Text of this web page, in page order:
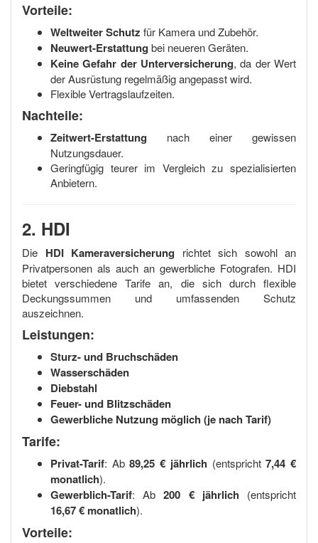
Vorteile:
Weltweiter Schutz für Kamera und Zubehör.
Neuwert-Erstattung bei neueren Geräten.
Keine Gefahr der Unterversicherung, da der Wert
der Ausrüstung regelmäßig angepasst wird.
Flexible Vertragslaufzeiten.
Nachteile:
Zeitwert-Erstattung nach einer gewissen
Nutzungsdauer.
Geringfügig teurer im Vergleich zu spezialisierten
Anbietern.
2. HDI
Die HDI Kameraversicherung richtet sich sowohl an
Privatpersonen als auch an gewerbliche Fotografen. HDI
bietet verschiedene Tarife an, die sich durch flexible
Deckungssummen und umfassenden Schutz
auszeichnen.
Leistungen:
Sturz- und Bruchschäden
Wasserschäden
Diebstahl
Feuer- und Blitzschäden
Gewerbliche Nutzung möglich (je nach Tarif)
Tarife:
Privat-Tarif: Ab89,25 € jährlich (entspricht7,44 €
monatlich).
Gewerblich-Tarif: Ab200 € jährlich (entspricht
16,67 € monatlich).
Vorteile: